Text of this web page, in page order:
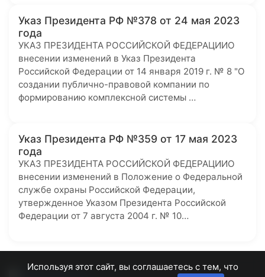
Указ Президента РФ №378 от 24 мая 2023
года
УКАЗ ПРЕЗИДЕНТА РОССИЙСКОЙ ФЕДЕРАЦИИО
внесении изменений в Указ Президента
Российской Федерации от 14 января 2019 г. № 8 "О
создании публично-правовой компании по
формированию комплексной системы …
Указ Президента РФ №359 от 17 мая 2023
года
УКАЗ ПРЕЗИДЕНТА РОССИЙСКОЙ ФЕДЕРАЦИИО
внесении изменений в Положение о Федеральной
службе охраны Российской Федерации,
утвержденное Указом Президента Российской
Федерации от 7 августа 2004 г. № 10…
Используя этот сайт, вы соглашаетесь с тем, что